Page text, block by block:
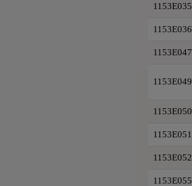
1153E035
1153E036
1153E047
1153E049
1153E050
1153E051
1153E052
1153E055